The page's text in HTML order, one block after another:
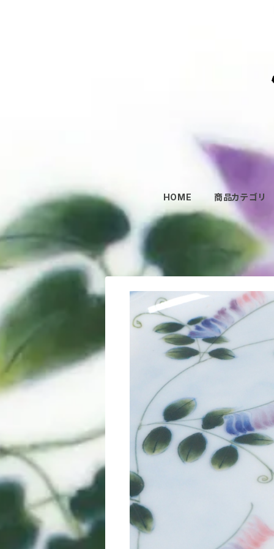
HOME 商品カテゴリ